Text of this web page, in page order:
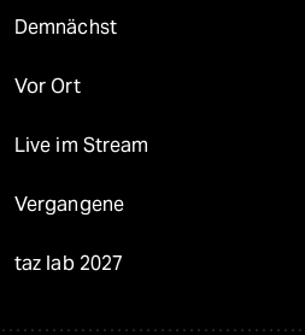
Demnächst
Vor Ort
Live im Stream
Vergangene
taz lab 2027